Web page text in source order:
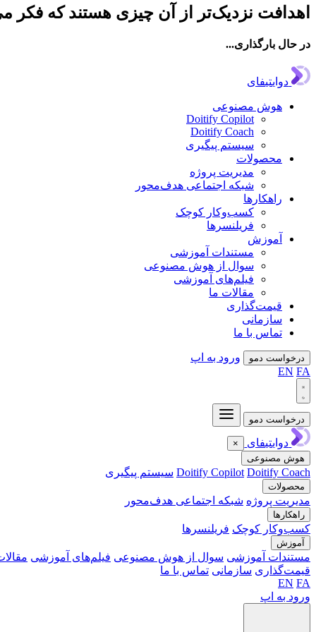
اهدافت نزدیک‌تر از آن چیزی هستند که فکر
در حال بارگذاری...
دوایتیفای
هوش مصنوعی
Doitify Copilot
Doitify Coach
سیستم پیگیری
محصولات
مدیریت پروژه
شبکه اجتماعی هدف‌محور
راهکارها
کسب‌وکار کوچک
فریلنسرها
آموزش
مستندات آموزشی
سوال از هوش مصنوعی
فیلم‌های آموزشی
مقالات ما
قیمت‌گذاری
سازمانی
تماس با ما
درخواست دمو
ورود به اپ
EN FA
درخواست دمو
دوایتیفای
×
هوش مصنوعی
Doitify Copilot Doitify Coach سیستم پیگیری
محصولات
مدیریت پروژه شبکه اجتماعی هدف‌محور
راهکارها
کسب‌وکار کوچک فریلنسرها
آموزش
مستندات آموزشی سوال از هوش مصنوعی فیلم‌های آموزشی
قیمت‌گذاری سازمانی تماس با ما
EN FA
ورود به اپ